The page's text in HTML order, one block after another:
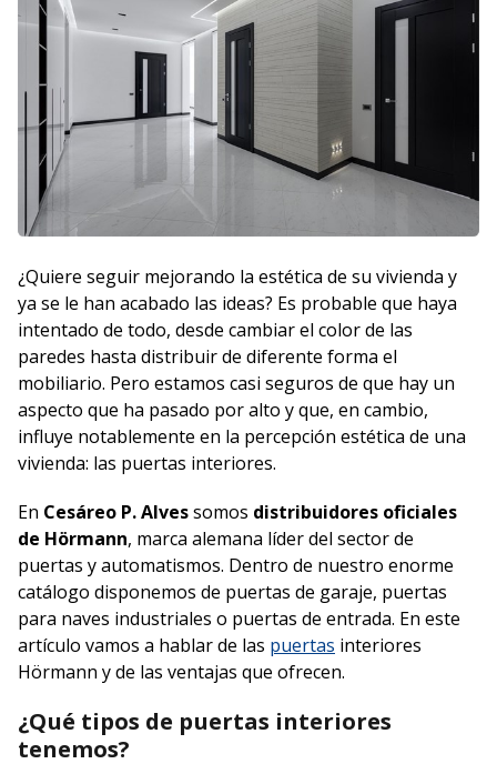
¿Quiere seguir mejorando la estética de su vivienda y
ya se le han acabado las ideas? Es probable que haya
intentado de todo, desde cambiar el color de las
paredes hasta distribuir de diferente forma el
mobiliario. Pero estamos casi seguros de que hay un
aspecto que ha pasado por alto y que, en cambio,
influye notablemente en la percepción estética de una
vivienda: las puertas interiores.
En Cesáreo P. Alvessomos distribuidores oficiales
de Hörmann, marca alemana líder del sector de
puertas y automatismos. Dentro de nuestro enorme
catálogo disponemos de puertas de garaje, puertas
para naves industriales o puertas de entrada. En este
artículo vamos a hablar de las puertas interiores
Hörmann y de las ventajas que ofrecen.
¿Qué tipos de puertas interiores
tenemos?